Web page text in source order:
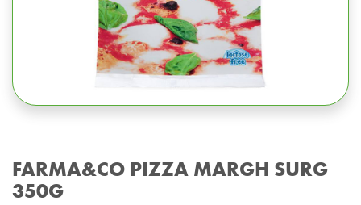
FARMA&CO PIZZA MARGH SURG
350G